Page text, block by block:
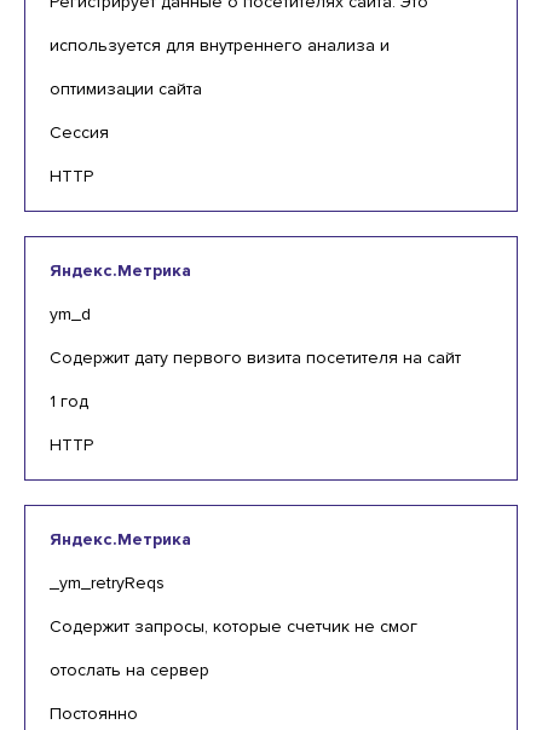
используется для внутреннего анализа и
оптимизации сайта
Сессия
HTTP
Яндекс.Метрика
ym_d
Содержит дату первого визита посетителя на сайт
1 год
HTTP
Яндекс.Метрика
_ym_retryReqs
Содержит запросы, которые счетчик не смог
отослать на сервер
Постоянно